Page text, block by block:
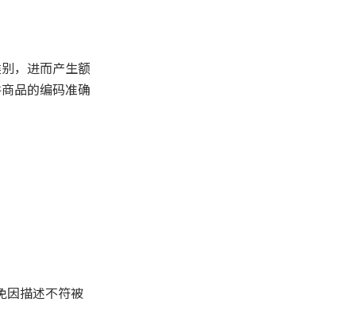
，进而产生额
品的编码准确
因描述不符被